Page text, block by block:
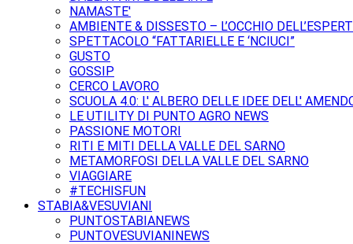
NAMASTE'
AMBIENTE & DISSESTO – L’OCCHIO
SPETTACOLO “FATTARIELLE E ‘NCIUCI”
GUSTO
GOSSIP
CERCO LAVORO
SCUOLA 4.0: L' ALBERO DELLE IDEE DELL'
LE UTILITY DI PUNTO AGRO NEWS
PASSIONE MOTORI
RITI E MITI DELLA VALLE DEL SARNO
METAMORFOSI DELLA VALLE DEL SARNO
VIAGGIARE
#TECHISFUN
STABIA&VESUVIANI
PUNTOSTABIANEWS
PUNTOVESUVIANINEWS